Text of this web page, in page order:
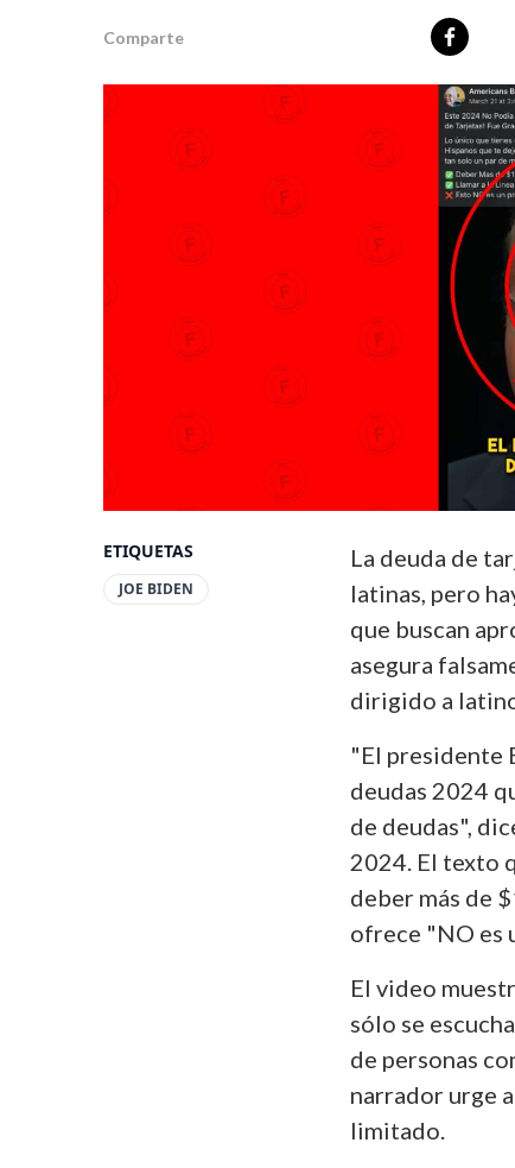
Comparte
ETIQUETAS
JOE BIDEN
La deuda de
latinas, pero
que buscan
asegura
dirigido a
"El presidente
deudas 2024
de deudas",
2024. El texto
deber más de
ofrece "NO es
El video
sólo se
de personas
narrador urge
limitado.